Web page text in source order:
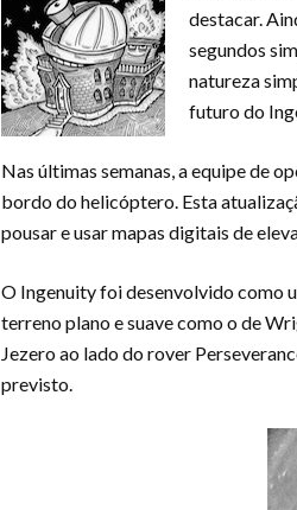
destacar.
segundos
natureza
futuro do
Nas últimas semanas, a equipe de
bordo do helicóptero. Esta
pousar e usar mapas digitais de
O Ingenuity foi desenvolvido como
terreno plano e suave como o de
Jezero ao lado do rover
previsto.